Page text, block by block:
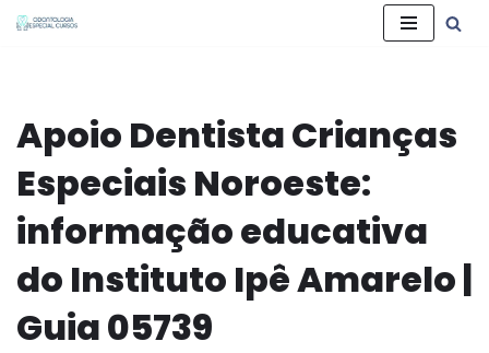
conteúdo
Apoio Dentista Crianças
Especiais Noroeste:
informação educativa
do Instituto Ipê Amarelo |
Guia 05739